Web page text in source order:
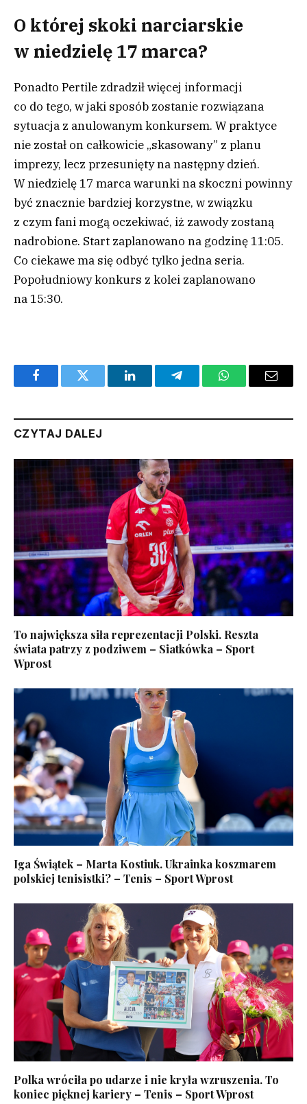
O której skoki narciarskie
w niedzielę 17 marca?
Ponadto Pertile zdradził więcej informacji
co do tego, w jaki sposób zostanie rozwiązana
sytuacja z anulowanym konkursem. W praktyce
nie został on całkowicie „skasowany” z planu
imprezy, lecz przesunięty na następny dzień.
W niedzielę 17 marca warunki na skoczni powinny
być znacznie bardziej korzystne, w związku
z czym fani mogą oczekiwać, iż zawody zostaną
nadrobione. Start zaplanowano na godzinę 11:05.
Co ciekawe ma się odbyć tylko jedna seria.
Popołudniowy konkurs z kolei zaplanowano
na 15:30.
FacebookTwitter LinkedInTelegramWhatsAppEmail
CZYTAJ DALEJ
To największa siła reprezentacji Polski. Reszta
świata patrzy z podziwem – Siatkówka – Sport
Wprost
Iga Świątek – Marta Kostiuk. Ukrainka koszmarem
polskiej tenisistki? – Tenis – Sport Wprost
Polka wróciła po udarze i nie kryła wzruszenia. To
koniec pięknej kariery – Tenis – Sport Wprost